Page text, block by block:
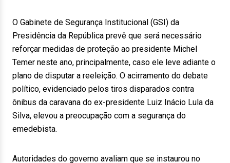
O Gabinete de Segurança Institucional (GSI) da
Presidência da República prevê que será necessário
reforçar medidas de proteção ao presidente Michel
Temer neste ano, principalmente, caso ele leve adiante o
plano de disputar a reeleição. O acirramento do debate
político, evidenciado pelos tiros disparados contra
ônibus da caravana do ex-presidente Luiz Inácio Lula da
Silva, elevou a preocupação com a segurança do
emedebista.
Autoridades do governo avaliam que se instaurou no